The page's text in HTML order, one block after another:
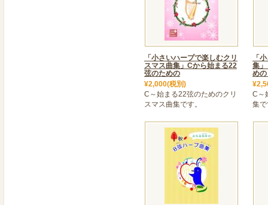
＜ 「Flex HarpⅡ」の名
人気の「FLEX HarpⅡ」
した。
2022年02月18日
＜ 人気の沙羅ハープ23弦
ひざのせができる23弦沙
演奏しやすいと人気の28
アンティークカラーの新
2022年01月28日
＜ FLEX Harp II、Lilly
お待たせしております
入荷しました。先行予約
には順次発送を致します
ハープ・プレスト26も入
「小さいハープで楽しむクリ
スマス曲集」Cから始まる22
弦のための
¥2,000(税別)
C～始まる22弦のためのクリ
スマス曲集です。
「
集
め
C～
集